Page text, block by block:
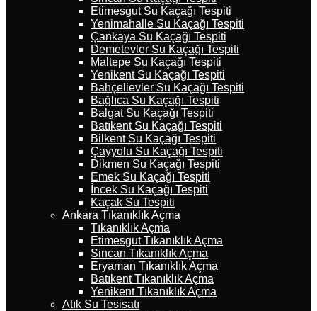
Etimesgut Su Kaçağı Tespiti
Yenimahalle Su Kaçağı Tespiti
Çankaya Su Kaçağı Tespiti
Demetevler Su Kaçağı Tespiti
Maltepe Su Kaçağı Tespiti
Yenikent Su Kaçağı Tespiti
Bahçelievler Su Kaçağı Tespiti
Bağlıca Su Kaçağı Tespiti
Balgat Su Kaçağı Tespiti
Batıkent Su Kaçağı Tespiti
Bilkent Su Kaçağı Tespiti
Çayyolu Su Kaçağı Tespiti
Dikmen Su Kaçağı Tespiti
Emek Su Kaçağı Tespiti
İncek Su Kaçağı Tespiti
Kaçak Su Tespiti
Ankara Tıkanıklık Açma
Tıkanıklık Açma
Etimesgut Tıkanıklık Açma
Sincan Tıkanıklık Açma
Eryaman Tıkanıklık Açma
Batıkent Tıkanıklık Açma
Yenikent Tıkanıklık Açma
Atık Su Tesisatı